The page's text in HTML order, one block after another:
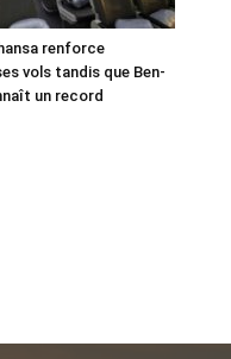
renforce
vols tandis que Ben-
un record